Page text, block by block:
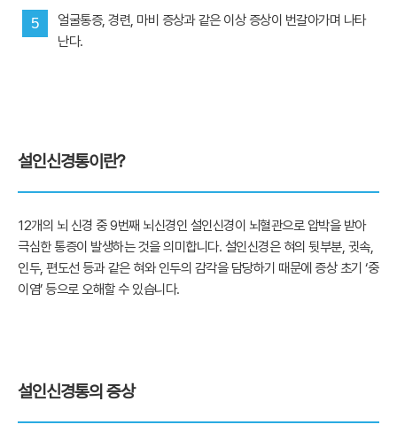
5
얼굴통증, 경련, 마비 증상과 같은 이상 증상이 번갈아가며 나타
난다.
설인신경통이란?
12개의 뇌 신경 중 9번째 뇌신경인 설인신경이 뇌혈관으로 압박을 받아
극심한 통증이 발생하는 것을 의미합니다. 설인신경은 혀의 뒷부분, 귓속,
인두, 편도선 등과 같은 혀와 인두의 감각을 담당하기 때문에 증상 초기 ‘중
이염’ 등으로 오해할 수 있습니다.
설인신경통의 증상